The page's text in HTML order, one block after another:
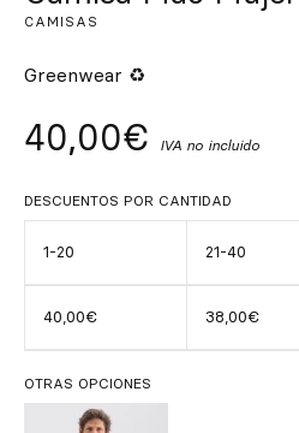
CAMISAS
Greenwear ♻
40,00€ IVA no incluido
DESCUENTOS POR CANTIDAD
1-20 21-40
40,00€ 38,00€
OTRAS OPCIONES